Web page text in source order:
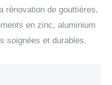
rénovation de gouttières,
en zinc, aluminium
soignées et durables.